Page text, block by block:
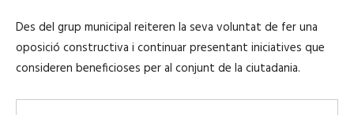
Des del grup municipal reiteren la seva voluntat de fer una
oposició constructiva i continuar presentant iniciatives que
consideren beneficioses per al conjunt de la ciutadania.